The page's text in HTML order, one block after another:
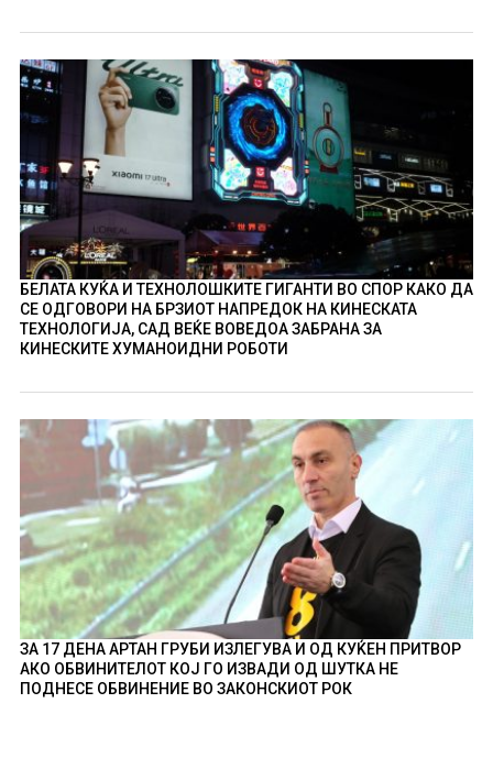
БЕЛАТА КУЌА И ТЕХНОЛОШКИТЕ ГИГАНТИ ВО СПОР КАКО ДА
СЕ ОДГОВОРИ НА БРЗИОТ НАПРЕДОК НА КИНЕСКАТА
ТЕХНОЛОГИЈА, САД ВЕЌЕ ВОВЕДОА ЗАБРАНА ЗА
КИНЕСКИТЕ ХУМАНОИДНИ РОБОТИ
ЗА 17 ДЕНА АРТАН ГРУБИ ИЗЛЕГУВА И ОД КУЌЕН ПРИТВОР
АКО ОБВИНИТЕЛОТ КОЈ ГО ИЗВАДИ ОД ШУТКА НЕ
ПОДНЕСЕ ОБВИНЕНИЕ ВО ЗАКОНСКИОТ РОК